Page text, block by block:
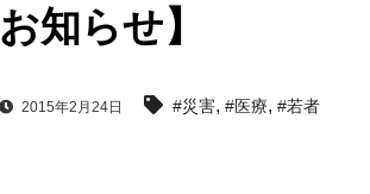
お知らせ】
2015年2月24日 #災害, #医療, #若者